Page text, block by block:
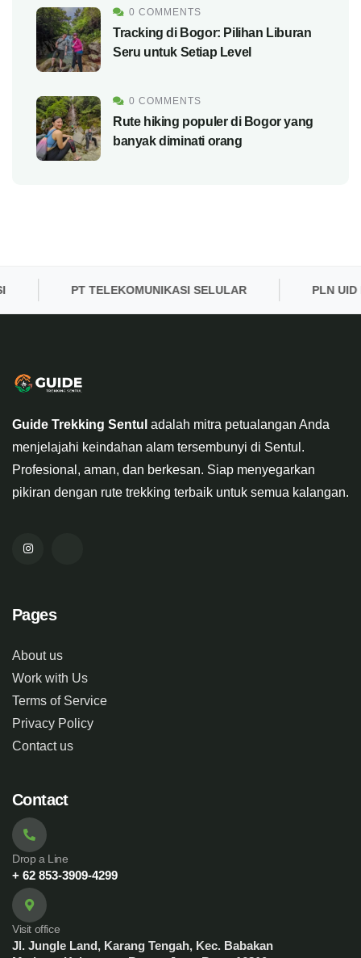
yang ahli
0 COMMENTS
Seru untuk Setiap Level
0 COMMENTS
Guide Trekking Sentul adalah mitra petualangan Anda
menjelajahi keindahan alam tersembunyi di Sentul.
Pages
About us
Work with Us
Terms of Service
Contact
Drop a Line
+ 62 853-3909-4299